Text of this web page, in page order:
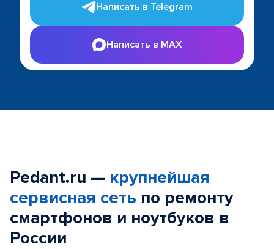
Написать в Telegram
Написать в MAX
Pedant.ru — крупнейшая
сервисная сеть по ремонту
смартфонов и ноутбуков в
России